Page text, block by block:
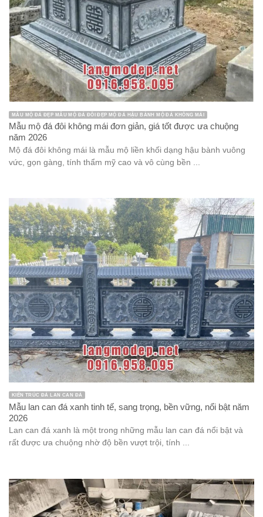
MẪU MỘ ĐÁ ĐẸP MẪU MỘ ĐÁ ĐÔI ĐẸP MỘ ĐÁ HẬU BÀNH MỘ ĐÁ KHÔNG MÁI
Mẫu mộ đá đôi không mái đơn giản, giá tốt được ưa chuộng
năm 2026
Mộ đá đôi không mái là mẫu mộ liền khối dạng hậu bành vuông
vức, gọn gàng, tính thẩm mỹ cao và vô cùng bền ...
KIẾN TRÚC ĐÁ LAN CAN ĐÁ
Mẫu lan can đá xanh tinh tế, sang trọng, bền vững, nổi bật năm
2026
Lan can đá xanh là một trong những mẫu lan can đá nổi bật và
rất được ưa chuộng nhờ độ bền vượt trội, tính ...